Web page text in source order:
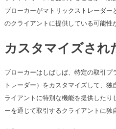
ブローカーがマトリックストレーダ
のクライアントに提供している可能性
カスタマイズされ
ブローカーはしばしば、特定の取引
トレーダー）をカスタマイズして、
ライアントに特別な機能を提供した
ーを通じて取引するクライアントに独